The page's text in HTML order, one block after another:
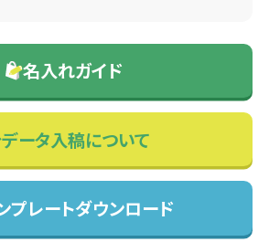
名入れガイド
データ入稿について
プレートダウンロード